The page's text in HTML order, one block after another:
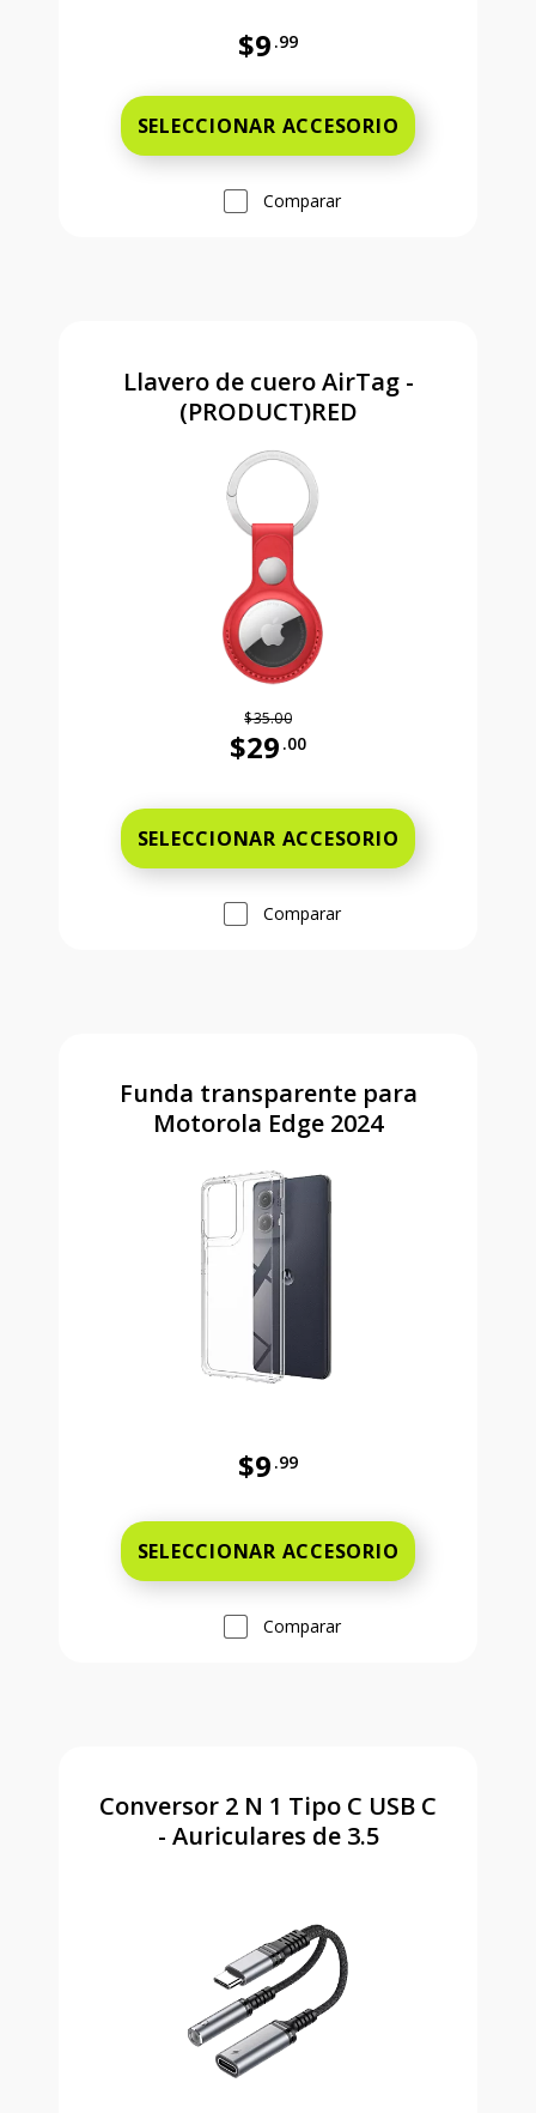
$9 .99
SELECCIONAR ACCESORIO
Comparar
Llavero de cuero AirTag -
(PRODUCT)RED
$35.00
$29 .00
SELECCIONAR ACCESORIO
Comparar
Funda transparente para
Motorola Edge 2024
$9 .99
SELECCIONAR ACCESORIO
Comparar
Conversor 2 N 1 Tipo C USB C
- Auriculares de 3.5